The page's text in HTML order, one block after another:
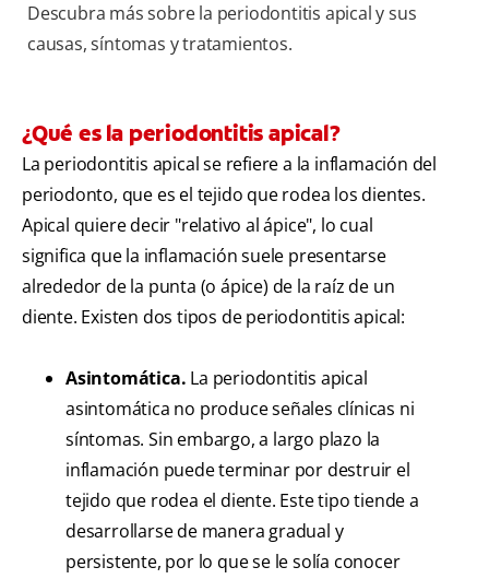
Descubra más sobre la periodontitis apical y sus
causas, síntomas y tratamientos.
¿Qué es la periodontitis apical?
La periodontitis apical se refiere a la inflamación del
periodonto, que es el tejido que rodea los dientes.
Apical quiere decir "relativo al ápice", lo cual
significa que la inflamación suele presentarse
alrededor de la punta (o ápice) de la raíz de un
diente. Existen dos tipos de periodontitis apical:
Asintomática. La periodontitis apical
asintomática no produce señales clínicas ni
síntomas. Sin embargo, a largo plazo la
inflamación puede terminar por destruir el
tejido que rodea el diente. Este tipo tiende a
desarrollarse de manera gradual y
persistente, por lo que se le solía conocer